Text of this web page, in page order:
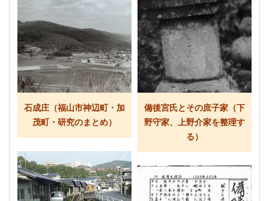
石成庄（福山市神辺町・加
茂町・研究のまとめ）
備後宮氏とその庶子家（下
野守家、上野介家を整理す
る）